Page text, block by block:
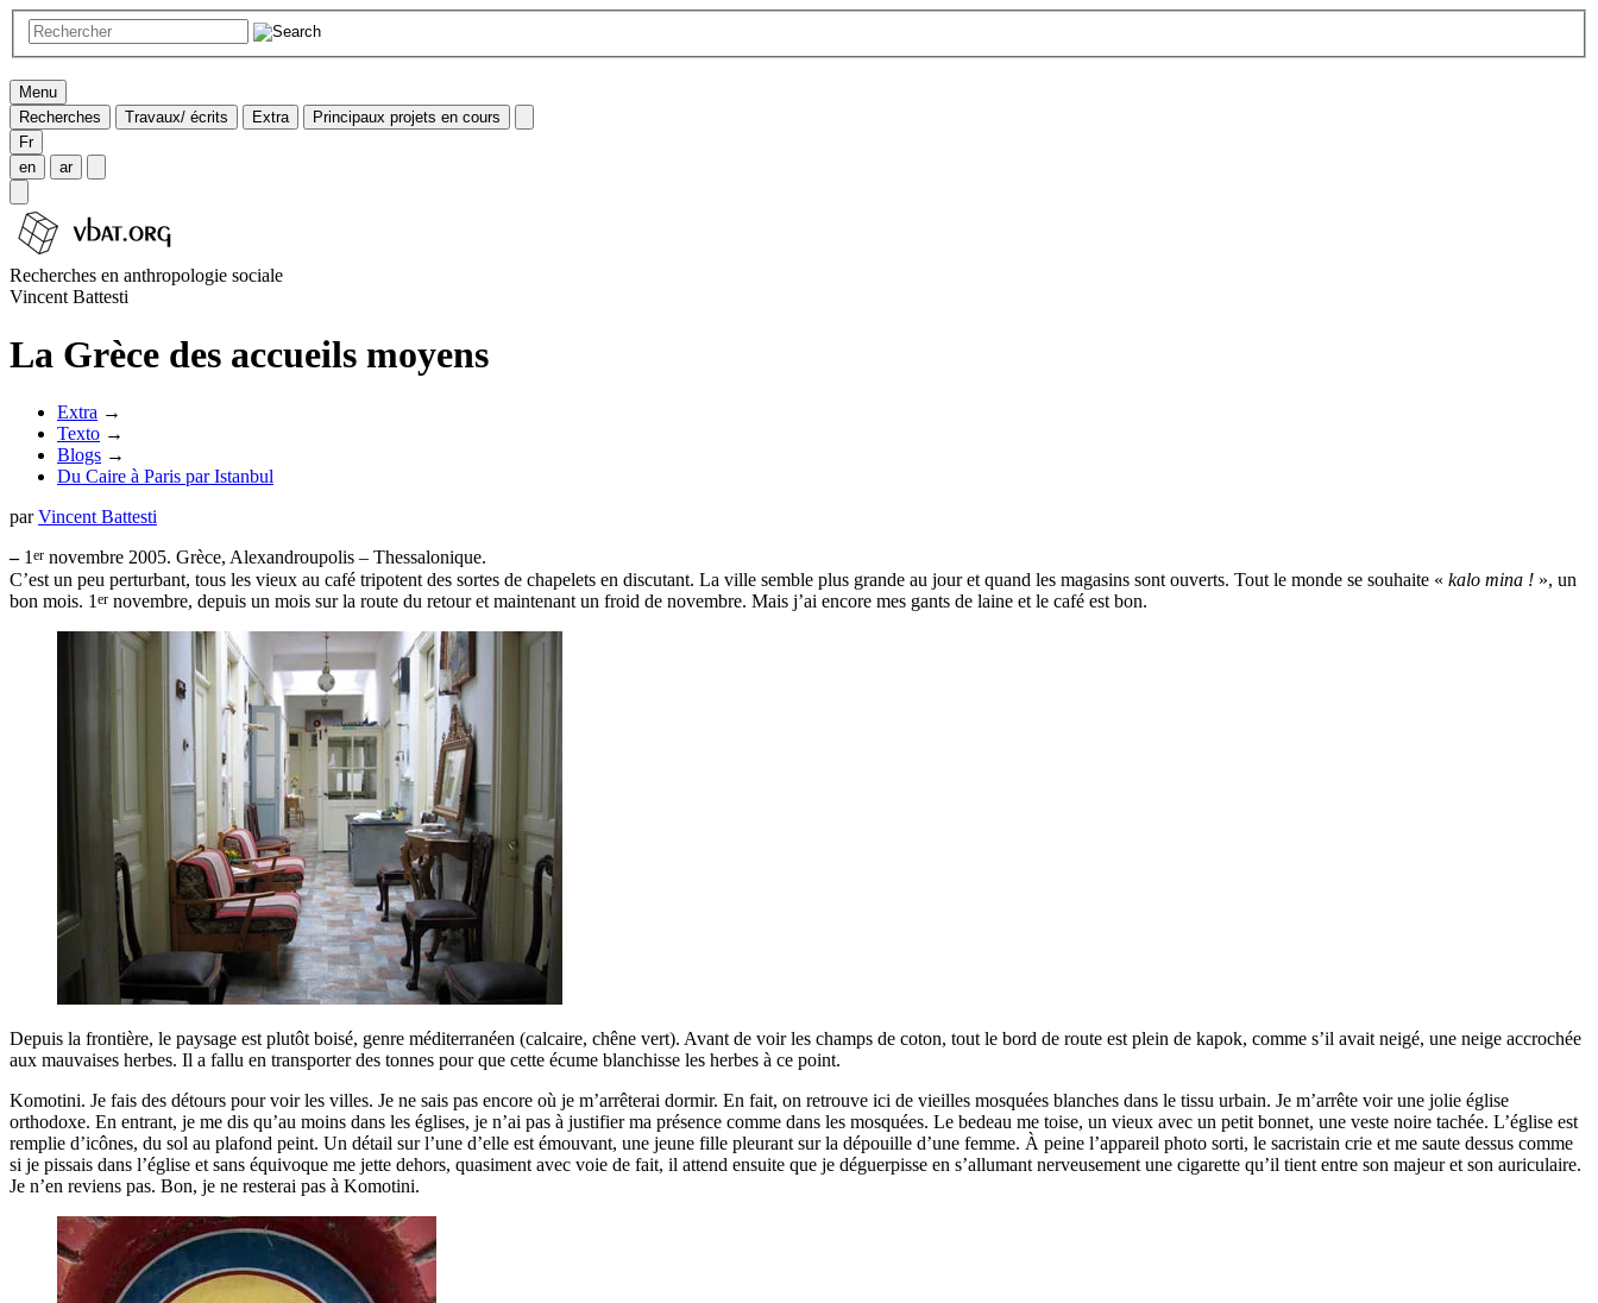
Menu
Recherches
Travaux/ écrits Extra
Principaux projets en cours
Fr
en
ar
Recherches en anthropologie sociale
Vincent Battesti
La Grèce des accueils moyens
Extra →
Texto →
Blogs →
Du Caire à Paris par Istanbul
parVincent Battesti
–1er novembre 2005. Grèce, Alexandroupolis – Thessalonique.
C’est un peu perturbant, tous les vieux au café tripotent des sortes de chapelets en discutant. La ville semble plus grande au jour et quand les magasins sont ouverts. Tout le monde se souhaite « kalo mina ! », un
bon mois. 1 er novembre, depuis un mois sur la route du retour et maintenant un froid de novembre. Mais j’ai encore mes gants de laine et le café est bon.
Depuis la frontière, le paysage est plutôt boisé, genre méditerranéen (calcaire, chêne vert). Avant de voir les champs de coton, tout le bord de route est plein de kapok, comme s’il avait neigé, une neige accrochée
aux mauvaises herbes. Il a fallu en transporter des tonnes pour que cette écume blanchisse les herbes à ce point.
Komotini. Je fais des détours pour voir les villes. Je ne sais pas encore où je m’arrêterai dormir. En fait, on retrouve ici de vieilles mosquées blanches dans le tissu urbain. Je m’arrête voir une jolie église
orthodoxe. En entrant, je me dis qu’au moins dans les églises, je n’ai pas à justifier ma présence comme dans les mosquées. Le bedeau me toise, un vieux avec un petit bonnet, une veste noire tachée. L’église est
remplie d’icônes, du sol au plafond peint. Un détail sur l’une d’elle est émouvant, une jeune fille pleurant sur la dépouille d’une femme. À peine l’appareil photo sorti, le sacristain crie et me saute dessus comme
si je pissais dans l’église et sans équivoque me jette dehors, quasiment avec voie de fait, il attend ensuite que je déguerpisse en s’allumant nerveusement une cigarette qu’il tient entre son majeur et son auriculaire.
Je n’en reviens pas. Bon, je ne resterai pas à Komotini.